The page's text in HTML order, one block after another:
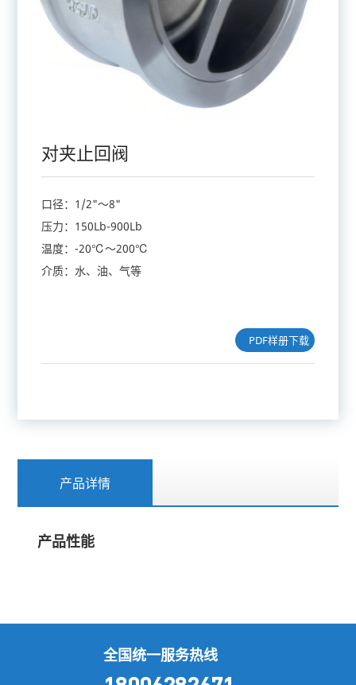
对夹止回阀
口径：1/2"～8"
压力：150Lb-900Lb
温度：-20℃～200℃
介质：水、油、气等
PDF样册下载
产品详情
产品性能
全国统一服务热线